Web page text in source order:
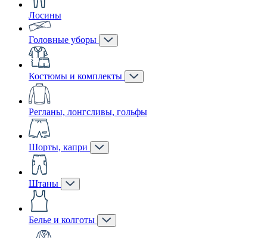
Лосины
Головные уборы
Костюмы и комплекты
Регланы, лонгсливы, гольфы
Шорты, капри
Штаны
Белье и колготы